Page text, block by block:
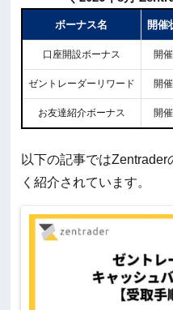
ボーナス名 開催
口座開設ボーナス 開
ゼントレーダーリワード 開
お友達紹介ボーナス 開
以下の記事では
く紹介されています。